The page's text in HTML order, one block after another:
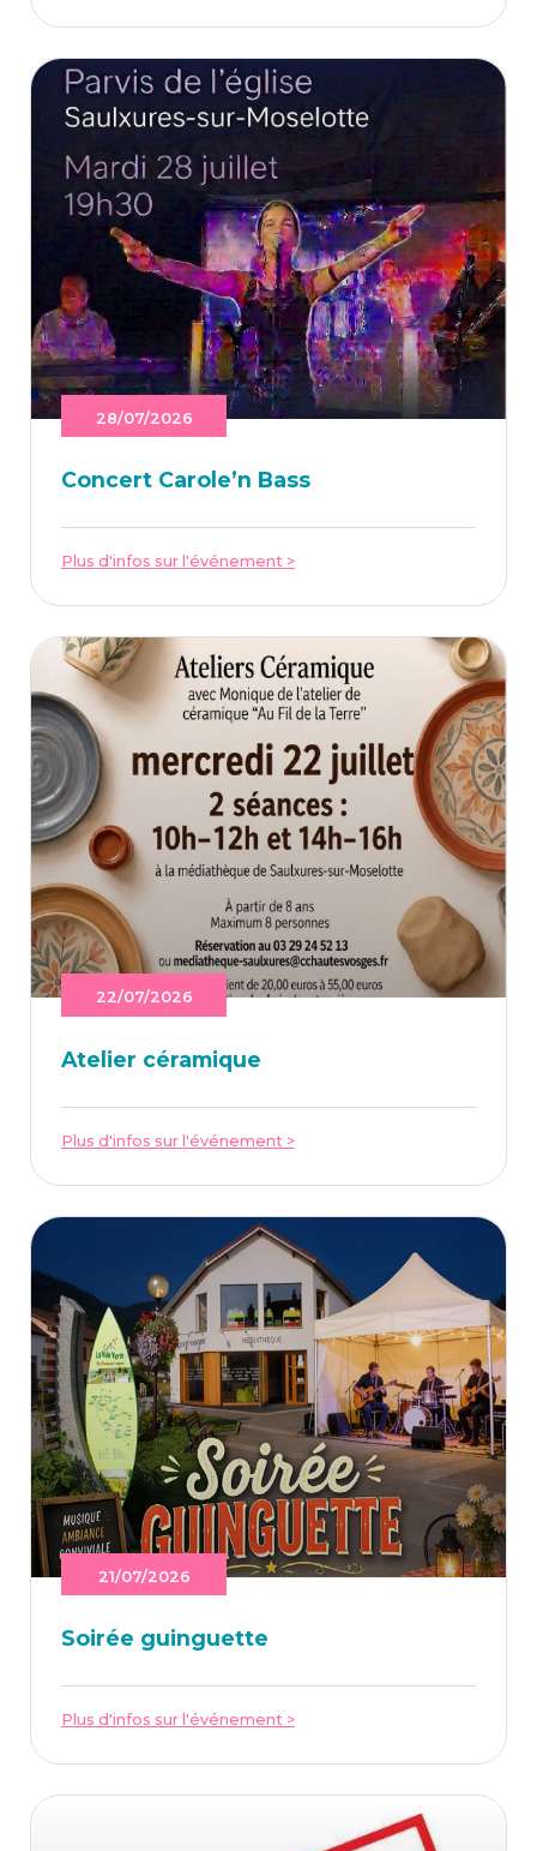
28/07/2026
Concert Caro­le’n Bass
Plus d'infos sur l'événement >
22/07/2026
Ate­lier céramique
Plus d'infos sur l'événement >
21/07/2026
Soi­rée guinguette
Plus d'infos sur l'événement >